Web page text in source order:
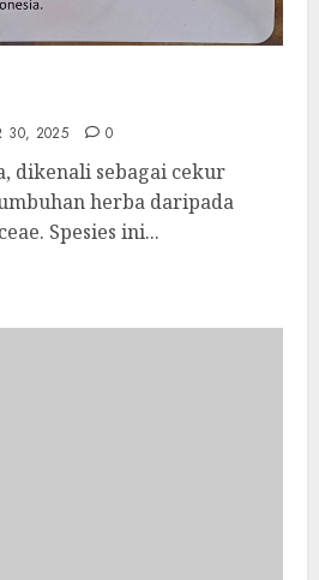
30, 2025 0
dikenali sebagai cekur
herba daripada
Spesies ini...